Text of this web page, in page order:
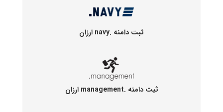
ثبت دامنه .navy ارزان
ثبت دامنه .management ارزان